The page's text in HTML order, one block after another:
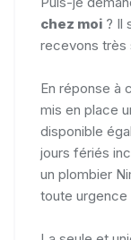
chez moi ? Il
recevons très
En réponse à
mis en place
disponible
jours fériés
un plombier
toute urgence